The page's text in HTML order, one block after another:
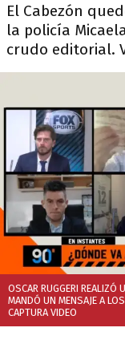
El Cabezón
la policía
crudo editorial.
OSCAR RUGGERI REALIZÓ
MANDÓ UN MENSAJE A
CAPTURA VIDEO